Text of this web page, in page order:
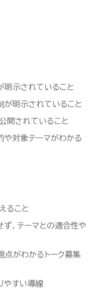
明示されていること
が明示されていること
公開されていること
や対象テーマがわかる
ること
、テーマとの適合性や
点がわかるトーク募集
やすい導線